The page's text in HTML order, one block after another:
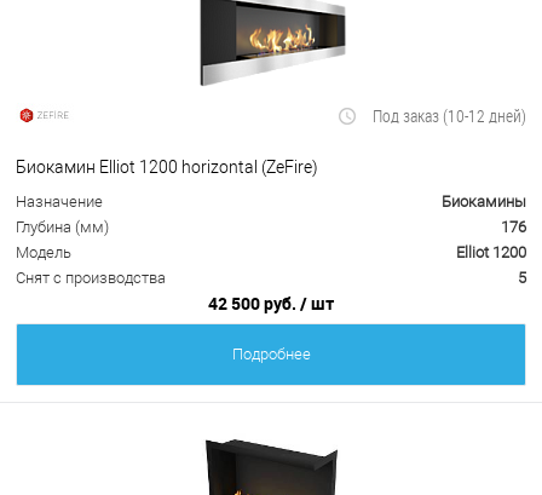
Под заказ (10-12 дней)
Биокамин Elliot 1200 horizontal (ZeFire)
Назначение
Биокамины
Глубина (мм)
176
Модель
Elliot 1200
Снят с производства
5
42 500 руб. / шт
Подробнее